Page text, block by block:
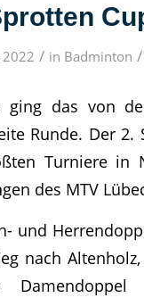
2022 / in Badminton /
ging das von
Runde. Der
Turniere in
des MTV
und
nach